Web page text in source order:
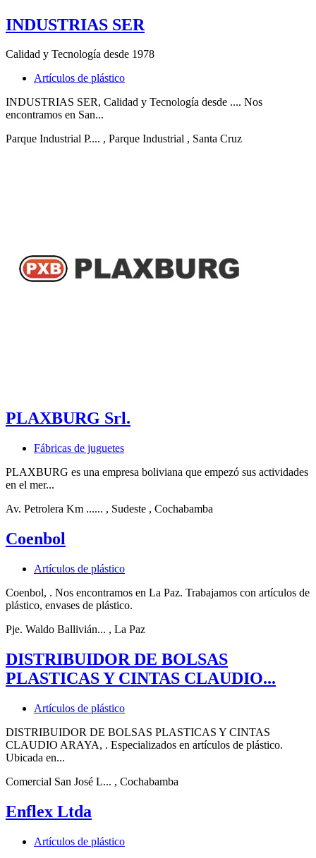
INDUSTRIAS SER
Calidad y Tecnología desde 1978
Artículos de plástico
INDUSTRIAS SER, Calidad y Tecnología desde .... Nos
encontramos en San...
Parque Industrial P.... , Parque Industrial , Santa Cruz
PLAXBURG Srl.
Fábricas de juguetes
PLAXBURG es una empresa boliviana que empezó sus actividades
en el mer...
Av. Petrolera Km ...... , Sudeste , Cochabamba
Coenbol
Artículos de plástico
Coenbol, . Nos encontramos en La Paz. Trabajamos con artículos de
plástico, envases de plástico.
Pje. Waldo Ballivián... , La Paz
DISTRIBUIDOR DE BOLSAS
PLASTICAS Y CINTAS CLAUDIO...
Artículos de plástico
DISTRIBUIDOR DE BOLSAS PLASTICAS Y CINTAS
CLAUDIO ARAYA, . Especializados en artículos de plástico.
Ubicada en...
Comercial San José L... , Cochabamba
Enflex Ltda
Artículos de plástico